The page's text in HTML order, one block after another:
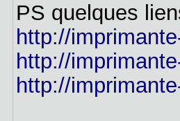
PS quelques
http://
http://
http://